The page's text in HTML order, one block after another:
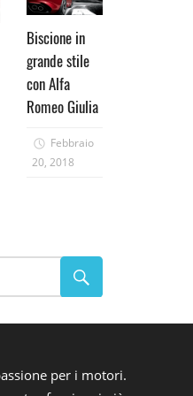
Biscione in
grande stile
con Alfa
Romeo Giulia
Febbraio
20, 2018
per i motori.